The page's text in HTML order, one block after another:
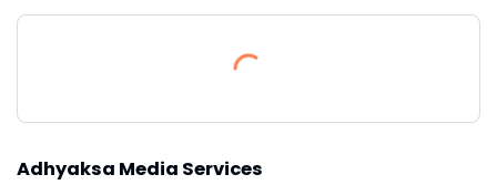
Adhyaksa Media Services